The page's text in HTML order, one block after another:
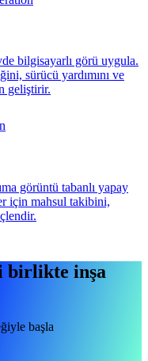
bilgisayarlı görü uygula.
sürücü yardımını ve
geliştirir.
görüntü tabanlı yapay
için mahsul takibini,
birlikte inşa
başla